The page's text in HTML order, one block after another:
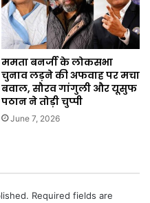
ममता बनर्जी के लोकसभा
चुनाव लड़ने की अफवाह पर मचा
बवाल, सौरव गांगुली और यूसुफ
पठान ने तोड़ी चुप्पी
June 7, 2026
Required fields are